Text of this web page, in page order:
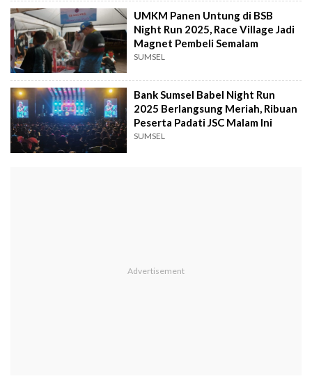
UMKM Panen Untung di BSB
Night Run 2025, Race Village Jadi
Magnet Pembeli Semalam
SUMSEL
Bank Sumsel Babel Night Run
2025 Berlangsung Meriah, Ribuan
Peserta Padati JSC Malam Ini
SUMSEL